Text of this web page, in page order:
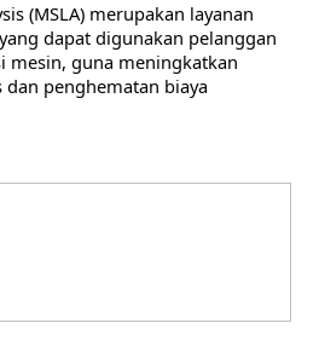
(MSLA) merupakan layanan
dapat digunakan pelanggan
mesin, guna meningkatkan
penghematan biaya